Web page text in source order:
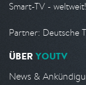
Smart-TV - weltweit!
Partner: Deutsche
ÜBER YOUTV
News &